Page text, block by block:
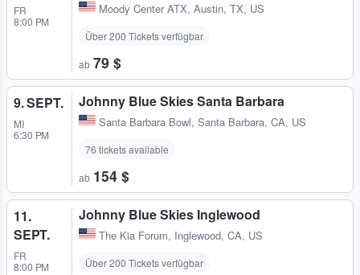
FR
8:00 PM
Moody Center ATX, Austin, TX, US
Über 200 Tickets verfügbar
ab 79 $
9. SEPT.
MI
6:30 PM
Johnny Blue Skies Santa Barbara
Santa Barbara Bowl, Santa Barbara, CA, US
76 tickets available
ab 154 $
11.
SEPT.
FR
8:00 PM
Johnny Blue Skies Inglewood
The Kia Forum, Inglewood, CA, US
Über 200 Tickets verfügbar